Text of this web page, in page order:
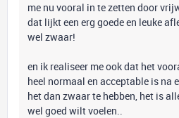
me nu vooral in te zetten door
dat lijkt een erg goede en leuke
wel zwaar!
en ik realiseer me ook dat het
heel normaal en acceptable is na
het dan zwaar te hebben, het is
wel goed wilt voelen..